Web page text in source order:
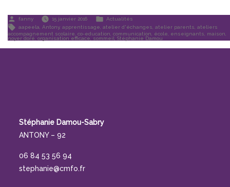
Publié
par
fanny 15 janvier 2016
Publié
dans
Actualités
Étiquettes :
aapeela Antony,apprentissage ,atelier d'échanges ,atelier parents ,ateliers
accompagnement scolaire ,co-education ,communication école enseignants maison
noyer doré ,organisation efficace sommeil ,Stéphanie Damou
Stéphanie Damou-Sabry
ANTONY – 92
06 84 53 56 94
stephanie@cmfo.fr